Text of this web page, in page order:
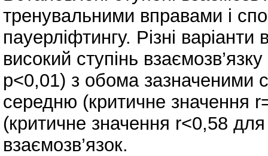
тренувальними вправами і
пауерліфтингу. Різні
високий ступінь
р<0,01) з обома зазначеними
середню (критичне значення
(критичне значення r<0,58
взаємозв’язок.